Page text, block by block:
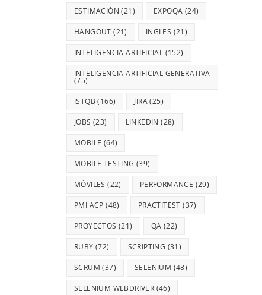
ESTIMACIÓN (21) EXPOQA (24)
HANGOUT (21) INGLES (21)
INTELIGENCIA ARTIFICIAL (152)
INTELIGENCIA ARTIFICIAL GENERATIVA
(75)
ISTQB (166) JIRA(25)
JOBS (23) LINKEDIN (28)
MOBILE (64)
MOBILE TESTING (39)
MÓVILES (22) PERFORMANCE (29)
PMI ACP (48) PRACTITEST (37)
PROYECTOS (21) QA (22)
RUBY (72) SCRIPTING (31)
SCRUM (37) SELENIUM (48)
SELENIUM WEBDRIVER (46)